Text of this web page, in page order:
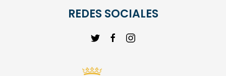
REDES SOCIALES